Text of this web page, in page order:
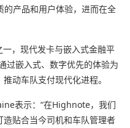
产品和用户体验，进而在全
，现代发卡与嵌入式金融平
过嵌入式、数字优先的体验为
动车队支付现代化进程。
表示：“在Highnote，我们
贴合当今司机和车队管理者